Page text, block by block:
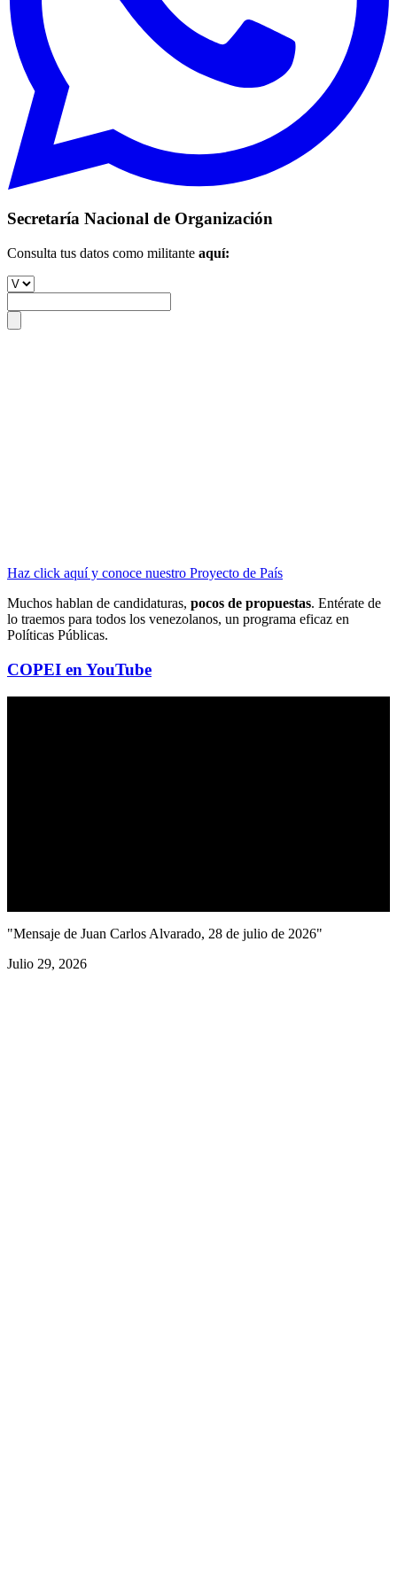
Secretaría Nacional de Organización
Consulta tus datos como militante aquí:
Haz click aquí y conoce nuestro Proyecto de País
Muchos hablan de candidaturas, pocos de propuestas. Entérate de
lo traemos para todos los venezolanos, un programa eficaz en
Políticas Públicas.
COPEI en YouTube
"Mensaje de Juan Carlos Alvarado, 28 de julio de 2026"
Julio 29, 2026